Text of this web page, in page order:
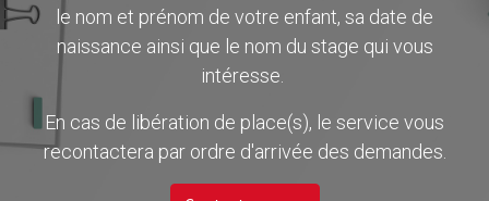
le nom et prénom de votre enfant, sa date de
naissance ainsi que le nom du stage qui vous
intéresse.
En cas de libération de place(s), le service vous
recontactera par ordre d'arrivée des demandes.